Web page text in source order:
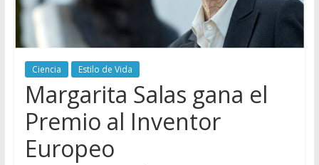
Ciencia Estilo de Vida
Margarita Salas gana el
Premio al Inventor
Europeo